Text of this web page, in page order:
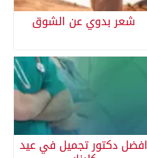
شعر بدوي عن الشوق
افضل دكتور تجميل في عيد